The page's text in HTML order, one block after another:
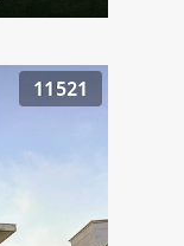
11521